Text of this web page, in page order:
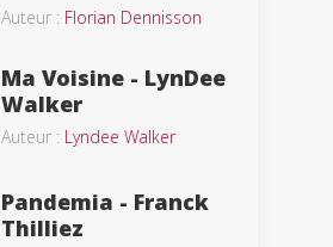
Auteur : Florian Dennisson
Ma Voisine - LynDee
Walker
Auteur : Lyndee Walker
Pandemia - Franck
Thilliez